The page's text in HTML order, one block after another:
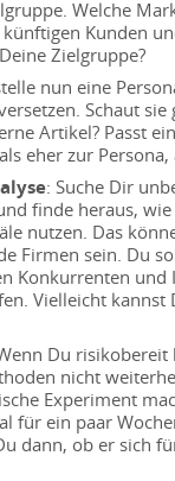
Welche
Kunden
Zielgruppe?
nun eine
Schaut sie
Artikel? Passt
eher zur Persona,
: Suche Dir
finde heraus,
nutzen. Das
Firmen sein. Du
Konkurrenten und
Vielleicht kannst
Du risikobereit
nicht
Experiment
für ein paar
dann, ob er sich